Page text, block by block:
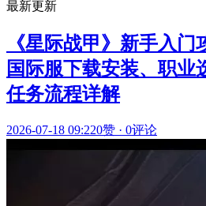
最新更新
《星际战甲》新手入
国际服下载安装、职业
任务流程详解
2026-07-18 09:220赞 · 0评论